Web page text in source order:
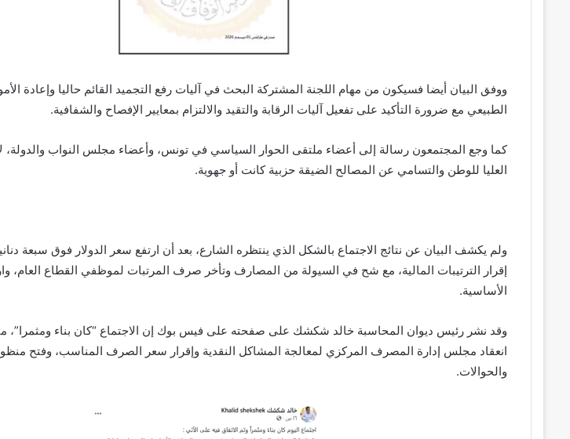
ووفق البيان أيضا فسيكون من مهام اللجنة المشتركة البحث في آليات رفع التجميد القائم حاليا وإعادة
الطبيعي مع ضرورة التأكيد على تفعيل آليات الرقابة والتقيد والالتزام بمعايير الإفصاح والشفافية.
كما وجع المجتمعون رسالة إلى أعضاء ملتقى الحوار السياسي في تونس، وأعضاء مجلس النواب والدولة،
العليا للوطن والتسامي عن المصالح الضيقة حزبية كانت أو جهوية.
ولم يكشف البيان عن نتائج الاجتماع بالشكل الذي ينتظره الشارع، بعد أن ارتفع سعر الدولار فوق سبعة
إقرار الترتيبات المالية، مع شح في السيولة من المصارف وتأخر صرف المرتبات لموظفي القطاع العام،
الأساسية.
وقد نشر رئيس ديوان المحاسبة خالد شكشك على صفحته على فيس بوك إن الاجتماع “كان بناء ومثمرا”،
انعقاد مجلس إدارة المصرف المركزي لمعالجة المشاكل النقدية وإقرار سعر الصرف المناسب، وفتح
والحوالات.